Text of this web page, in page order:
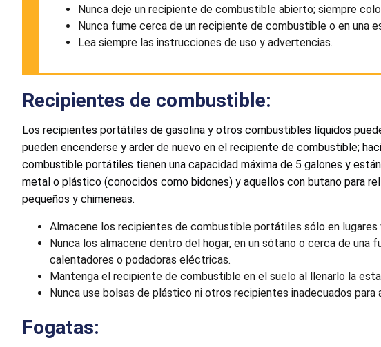
Nunca deje un recipiente de combustible abierto; siempre
Nunca fume cerca de un recipiente de combustible o en una
Lea siempre las instrucciones de uso y advertencias.
Recipientes de combustible:
Los recipientes portátiles de gasolina y otros combustibles líquidos
pueden encenderse y arder de nuevo en el recipiente de combustible;
combustible portátiles tienen una capacidad máxima de 5 galones y
metal o plástico (conocidos como bidones) y aquellos con butano para
pequeños y chimeneas.
Almacene los recipientes de combustible portátiles sólo en
Nunca los almacene dentro del hogar, en un sótano o cerca de
calentadores o podadoras eléctricas.
Mantenga el recipiente de combustible en el suelo al llenarlo la
Nunca use bolsas de plástico ni otros recipientes inadecuados
Fogatas: